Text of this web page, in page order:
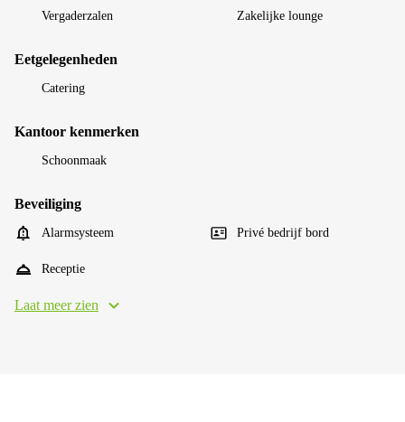
Vergaderzalen Zakelijke lounge
Eetgelegenheden
Catering
Kantoor kenmerken
Schoonmaak
Beveiliging
Alarmsysteem Privé bedrijf bord
Receptie
Laat meer zien